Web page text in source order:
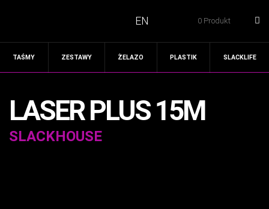
0 Produkt
EN
TAŚMY ZESTAWY ŻELAZO PLASTIK SLACKLIFE
LASER PLUS 15M
SLACKHOUSE